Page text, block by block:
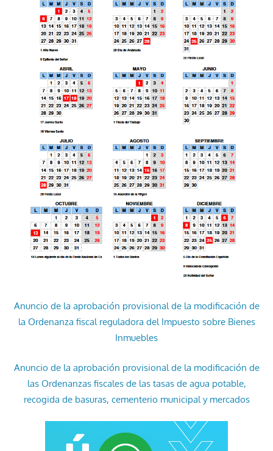
Anuncio de la aprobación provisional de la modificación de
la Ordenanza fiscal reguladora del Impuesto sobre Bienes
Inmuebles
Anuncio de la aprobación provisional de la modificación de
las Ordenanzas fiscales de las tasas de agua potable,
recogida de basuras, cementerio municipal y mercados